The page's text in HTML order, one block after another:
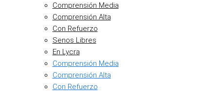
Comprensión Media
Comprensión Alta
Con Refuerzo
Senos Libres
En Lycra
Comprensión Media
Comprensión Alta
Con Refuerzo